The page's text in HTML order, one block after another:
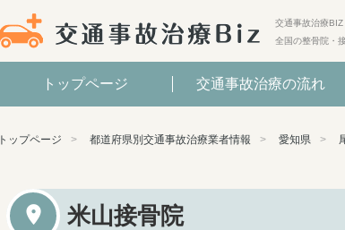
交通事故治療BIZ
全国の整骨院・
トップページ 交通事故治療の流れ
トップページ 都道府県別交通事故治療業者情報 愛知県
米山接骨院